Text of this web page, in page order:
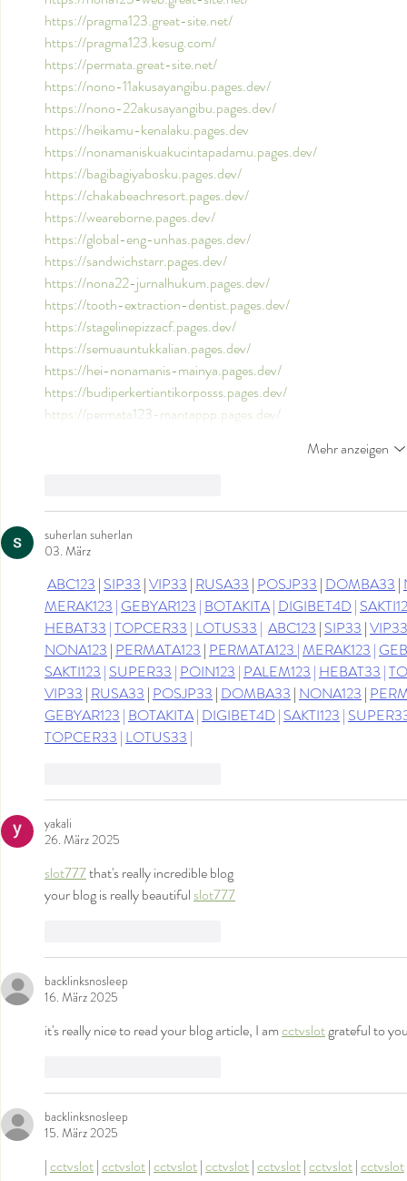
https://pragma123.great-site.net/
https://pragma123.kesug.com/
https://permata.great-site.net/
https://nono-11akusayangibu.pages.dev/
https://nono-22akusayangibu.pages.dev/
https://heikamu-kenalaku.pages.dev
https://nonamaniskuakucintapadamu.pages.dev/
https://bagibagiyabosku.pages.dev/
https://chakabeachresort.pages.dev/
https://weareborne.pages.dev/
https://global-eng-unhas.pages.dev/
https://sandwichstarr.pages.dev/
https://nona22-jurnalhukum.pages.dev/
https://tooth-extraction-dentist.pages.dev/
https://stagelinepizzacf.pages.dev/
https://semuauntukkalian.pages.dev/
https://hei-nonamanis-mainya.pages.dev/
https://budiperkertiantikorposss.pages.dev/
https://permata123-mantappp.pages.dev/
Mehr anzeigen
suherlan suherlan
03. März
ABC123 | SIP33 | VIP33 | RUSA33 | POSJP33 | DOMBA33 |
MERAK123 | GEBYAR123 | BOTAKITA | DIGIBET4D |
HEBAT33 | TOPCER33 | LOTUS33 | ABC123 | SIP33 | VIP33
NONA123 | PERMATA123 | PERMATA123 | MERAK123 |
SAKTI123 | SUPER33 | POIN123 | PALEM123 | HEBAT33 |
VIP33 | RUSA33 | POSJP33 | DOMBA33 | NONA123 |
GEBYAR123 | BOTAKITA | DIGIBET4D | SAKTI123 |
TOPCER33 | LOTUS33 |
yakali
26. März 2025
slot777 that's really incredible blog
your blog is really beautiful slot777
backlinksnosleep
16. März 2025
it's really nice to read your blog article, I am cctvslot grateful to
backlinksnosleep
15. März 2025
| cctvslot | cctvslot | cctvslot | cctvslot | cctvslot | cctvslot | cctvslot